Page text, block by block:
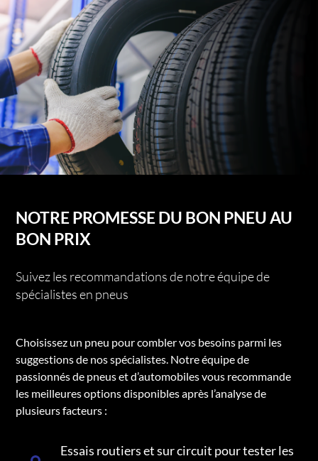
NOTRE PROMESSE DU BON PNEU AU
BON PRIX
Suivez les recommandations de notre équipe de
spécialistes en pneus
Choisissez un pneu pour combler vos besoins parmi les
suggestions de nos spécialistes. Notre équipe de
passionnés de pneus et d’automobiles vous recommande
les meilleures options disponibles après l’analyse de
plusieurs facteurs :
Essais routiers et sur circuit pour tester les